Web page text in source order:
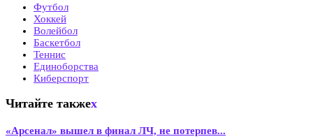
Футбол
Хоккей
Волейбол
Баскетбол
Теннис
Единоборства
Киберспорт
Читайте такжеx
«Арсенал» вышел в финал ЛЧ, не потерпев...